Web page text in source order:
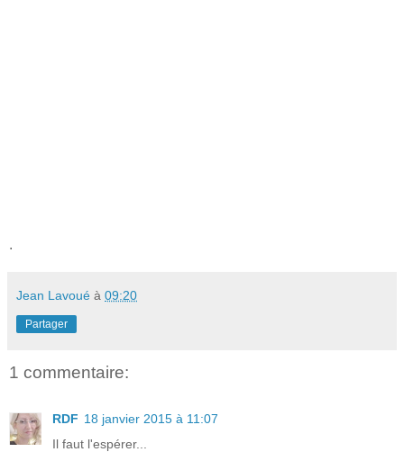
.
Jean Lavoué à 09:20
Partager
1 commentaire:
RDF 18 janvier 2015 à 11:07
Il faut l'espérer...